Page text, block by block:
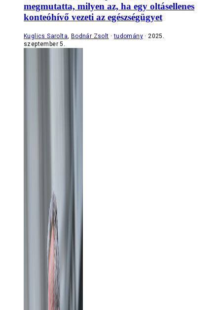
megmutatta, milyen az, ha egy oltásellenes
konteóhívő vezeti az egészségügyet
Kuglics Sarolta Bodnár Zsolt tudomány
2025.
szeptember 5.